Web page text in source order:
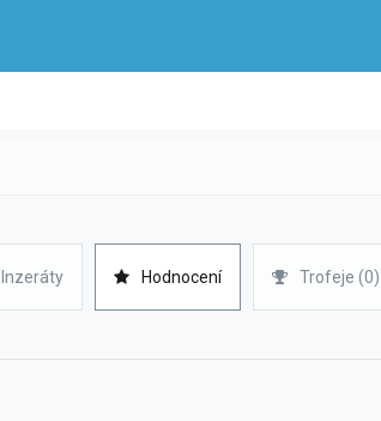
Inzeráty Hodnocení Trofeje (0)